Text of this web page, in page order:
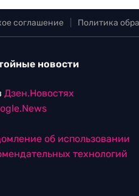
соглашение Политика
новости
Дзен.Новостях
об использовании
технологий